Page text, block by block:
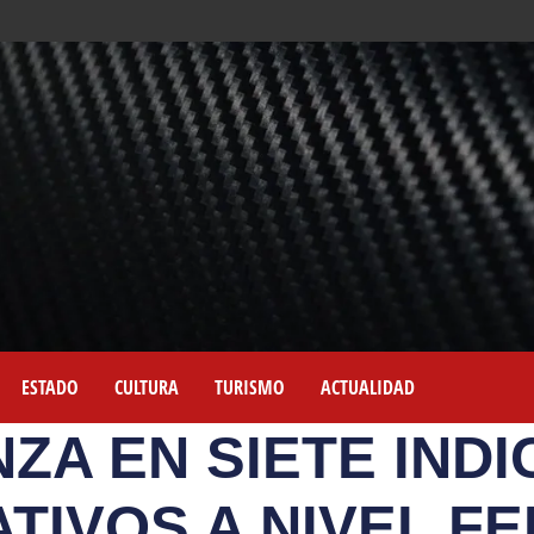
ESTADO CULTURA TURISMO ACTUALIDAD
EN SIETE